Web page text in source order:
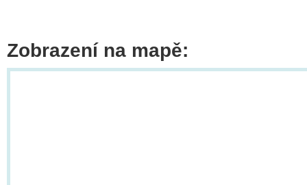
Zobrazení na mapě: